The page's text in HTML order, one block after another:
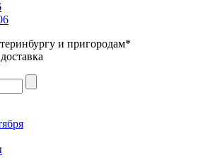
и пригородам*